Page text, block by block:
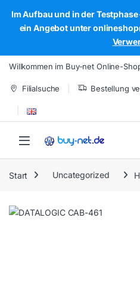
Im Aufbau und in der
ein Angebot unter
Skip to navigation
Skip to content
Willkommen im Buy-net Online-
Filialsuche Bestellung
Open
Start Uncategorized